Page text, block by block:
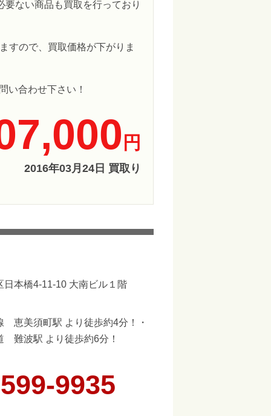
ない商品も買取を行っており
すので、買取価格が下がりま
い合わせ下さい！
円
2016年03月24日 買取り
日本橋4-11-10 大南ビル１階
恵美須町駅 より徒歩約4分！・
難波駅 より徒歩約6分！
9935